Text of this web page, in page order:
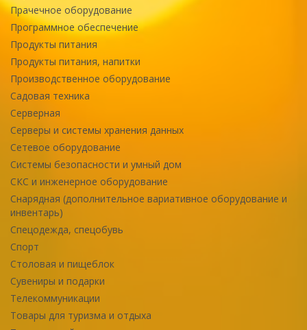
Прачечное оборудование
Программное обеспечение
Продукты питания
Продукты питания, напитки
Производственное оборудование
Садовая техника
Серверная
Серверы и системы хранения данных
Сетевое оборудование
Системы безопасности и умный дом
СКС и инженерное оборудование
Снарядная (дополнительное вариативное оборудование и
инвентарь)
Спецодежда, спецобувь
Спорт
Столовая и пищеблок
Сувениры и подарки
Телекоммуникации
Товары для туризма и отдыха